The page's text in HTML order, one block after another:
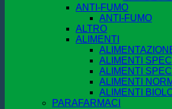
ANTI-FUMO
ANTI-FUMO
ALTRO
ALIMENTI
ALIMENTI
ALIMENTI
ALIMENTI
ALIMENTI
PARAFARMACI